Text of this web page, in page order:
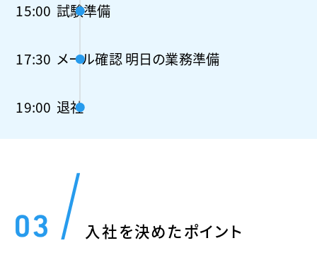
15:00 試験準備
17:30 メール確認 明日の業務準備
19:00 退社
入社を決めたポイント